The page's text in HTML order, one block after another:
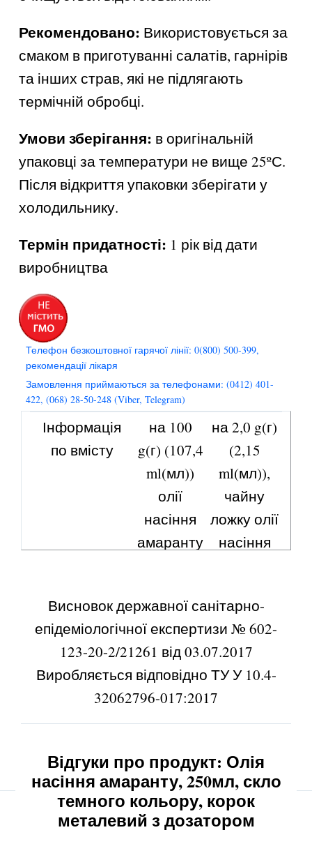
Рекомендовано: Використовується за
смаком в приготуванні салатів, гарнірів
та інших страв, які не підлягають
термічній обробці.
Умови зберігання: в оригінальній
упаковці за температури не вище 25ºС.
Після відкриття упаковки зберігати у
холодильнику.
Термін придатності: 1 рік від дати
виробництва
Телефон безкоштовної гарячої лінії: 0(800) 500-399,
рекомендації лікаря
Замовлення приймаються за телефонами: (0412) 401-
422, (068) 28-50-248 (Viber, Telegram)
Інформація
по вмісту
на 100
g(г) (107,4
ml(мл))
олії
насіння
амаранту
на 2,0 g(г)
(2,15
ml(мл)),
чайну
ложку олії
насіння
kСаl(ккал)
898,0
Жири, g(г) 99,75
2,000
Вуглеводи,
0,00 0,00
Транс
ізомери в
перерахунку
на
не
виявлено
не
виявлено
Висновок державної санітарно-
епідеміологічної експертизи № 602-
123-20-2/21261 від 03.07.2017
Виробляється відповідно ТУ У 10.4-
32062796-017:2017
Відгуки про продукт: Олія
насіння амаранту, 250мл, скло
темного кольору, корок
металевий з дозатором